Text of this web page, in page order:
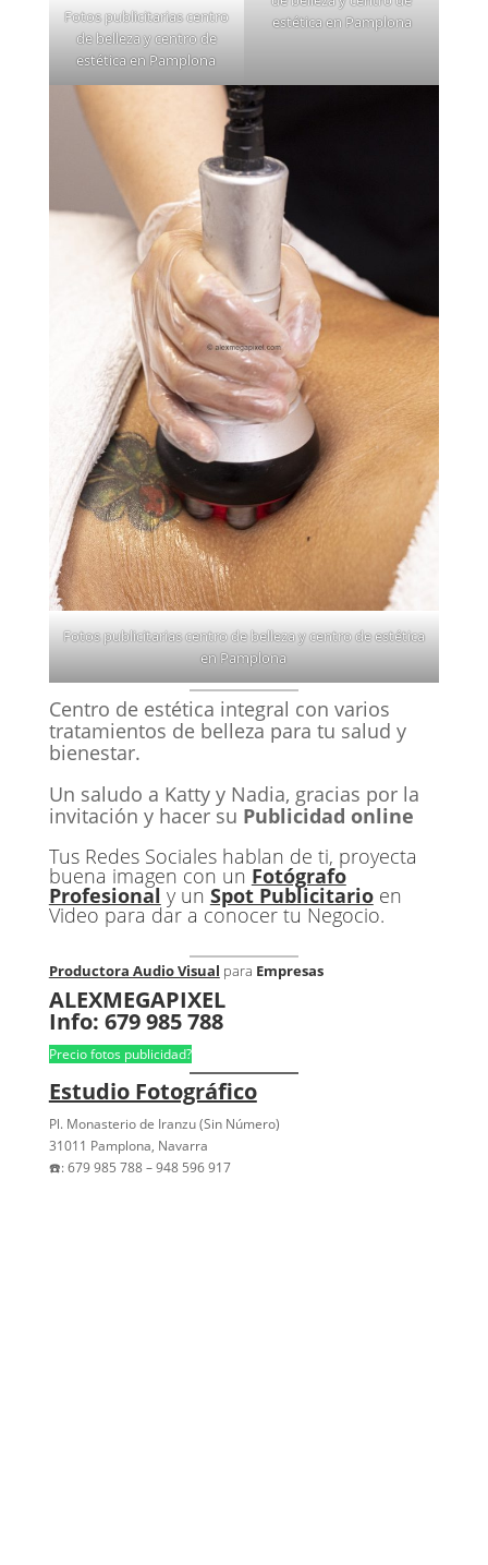
Fotos publicitarias centro
de belleza y centro de
estética en Pamplona
estética en Pamplona
Fotos publicitarias centro de belleza y centro de estética
en Pamplona
Centro de estética integral con varios
tratamientos de belleza para tu salud y
bienestar.
Un saludo a Katty y Nadia, gracias por la
invitación y hacer su Publicidad online
Tus Redes Sociales hablan de ti, proyecta
buena imagen con un Fotógrafo
Profesional y un Spot Publicitarioen
Video para dar a conocer tu Negocio.
Productora Audio Visual para Empresas
ALEXMEGAPIXEL
Info: 679 985 788
Precio fotos publicidad?
Estudio Fotográfico
Pl. Monasterio de Iranzu (Sin Número)
31011 Pamplona, Navarra
☎️: 679 985 788 – 948 596 917